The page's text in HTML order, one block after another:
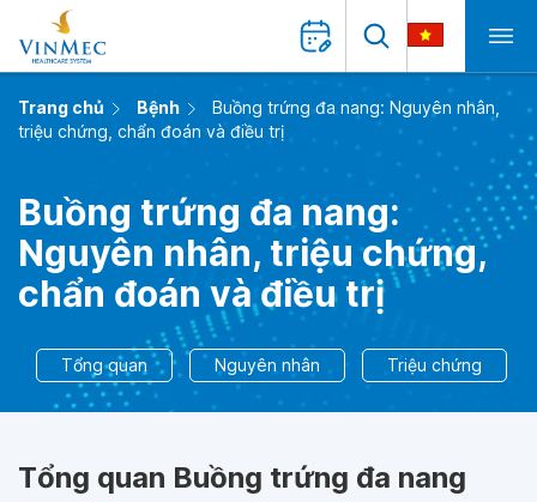
Trang chủ Bệnh
Buồng trứng đa nang: Nguyên nhân,
triệu chứng, chẩn đoán và điều trị
Buồng trứng đa nang:
Nguyên nhân, triệu chứng,
chẩn đoán và điều trị
Tổng quan Nguyên nhân Triệu chứng
Tổng quan Buồng trứng đa nang